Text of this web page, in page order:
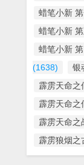
蜡笔小新
蜡笔小新
蜡笔小新
(1638)
银
霹雳天命之
霹雳天命之
霹雳天命之
霹雳狼烟之